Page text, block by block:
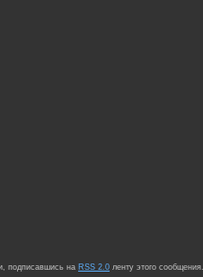
подписавшись на RSS 2.0 ленту этого